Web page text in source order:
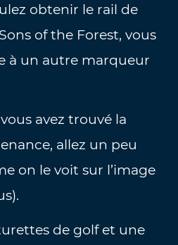
obtenir le rail de
of the Forest, vous
à un autre marqueur
avez trouvé la
allez un peu
on le voit sur l’image
de golf et une